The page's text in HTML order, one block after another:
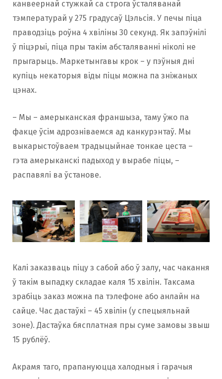
канвеернай стужкай са строга ўсталяванай
тэмпературай у 275 градусаў Цэльсія. У печы піца
праводзіць роўна 4 хвіліны 30 секунд. Як запэўнілі
ў піцэрыі, піца пры такім абсталяванні ніколі не
прыгарыць. Маркетынгавы крок – у пэўныя дні
купіць некаторыя віды піцы можна па зніжаных
цэнах.
– Мы – амерыканская франшыза, таму ўжо па
факце ўсім адрозніваемся ад канкурэнтаў. Мы
выкарыстоўваем традыцыйнае тонкае цеста –
гэта амерыканскі падыход у вырабе піцы, –
распавялі ва ўстанове.
Калі заказваць піцу з сабой або ў залу, час чакання
ў такім выпадку складае каля 15 хвілін. Таксама
зрабіць заказ можна па тэлефоне або анлайн на
сайце. Час дастаўкі – 45 хвілін (у спецыяльнай
зоне). Дастаўка бясплатная пры суме замовы звыш
15 рублёў.
Акрамя таго, прапануюцца халодныя і гарачыя